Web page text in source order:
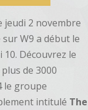
jeudi 2 novembre
W9 a début le
Découvrez le
de 3000
le groupe
intitulé The